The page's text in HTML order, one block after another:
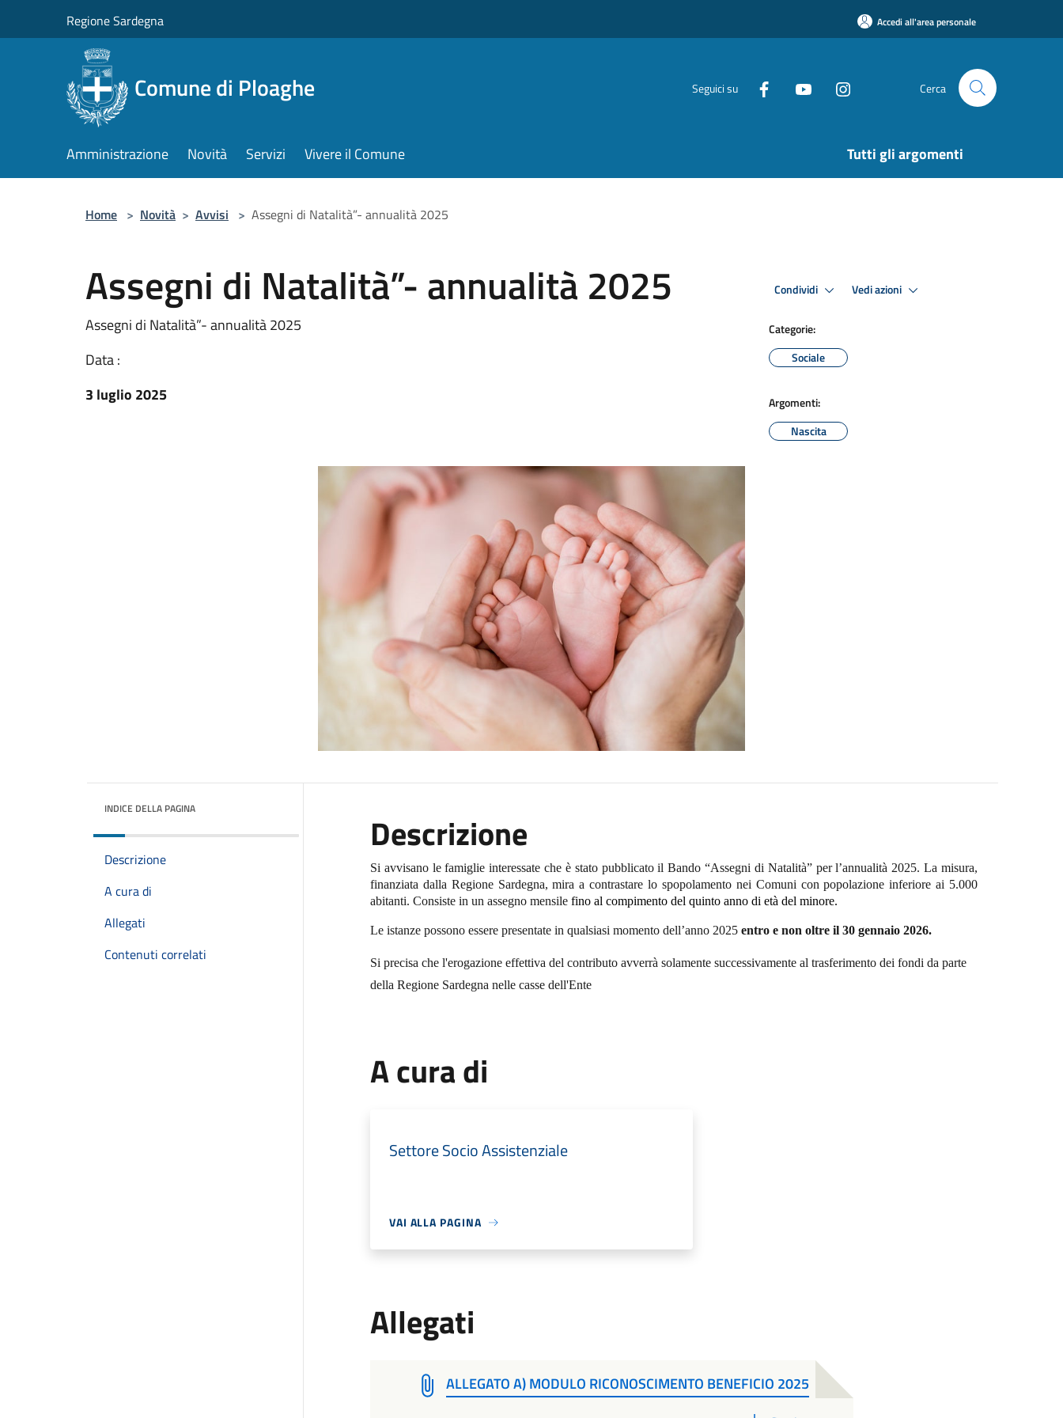
Regione Sardegna Accedi all'area personale
Comune di Ploaghe Seguici su Cerca
Amministrazione Novità Servizi Vivere il Comune Tutti gli argomenti
Home > Novità > Avvisi > Assegni di Natalità”- annualità 2025
Assegni di Natalità”- annualità 2025
Assegni di Natalità”- annualità 2025
Data :
3 luglio 2025
Condividi Vedi azioni
Categorie:
Sociale
Argomenti:
Nascita
INDICE DELLA PAGINA
Descrizione
A cura di
Allegati
Contenuti correlati
Descrizione
Si avvisano le famiglie interessate che è stato pubblicato il Bando “Assegni di Natalità” per l’annualità 2025. La misura,
finanziata dalla Regione Sardegna, mira a contrastare lo spopolamento nei Comuni con popolazione inferiore ai 5.000
abitanti. Consiste in un assegno mensile fino al compimento del quinto anno di età del minore.
Le istanze possono essere presentate in qualsiasi momento dell’anno 2025entro e non oltre il 30 gennaio 2026.
Si precisa che l'erogazione effettiva del contributo avverrà solamente successivamente al trasferimento dei fondi da parte
della Regione Sardegna nelle casse dell'Ente
A cura di
Settore Socio Assistenziale
VAI ALLA PAGINA
Allegati
ALLEGATO A) MODULO RICONOSCIMENTO BENEFICIO 2025